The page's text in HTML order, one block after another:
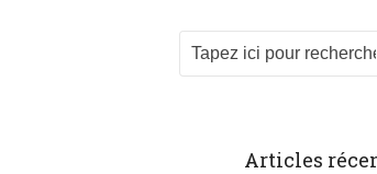
Articles